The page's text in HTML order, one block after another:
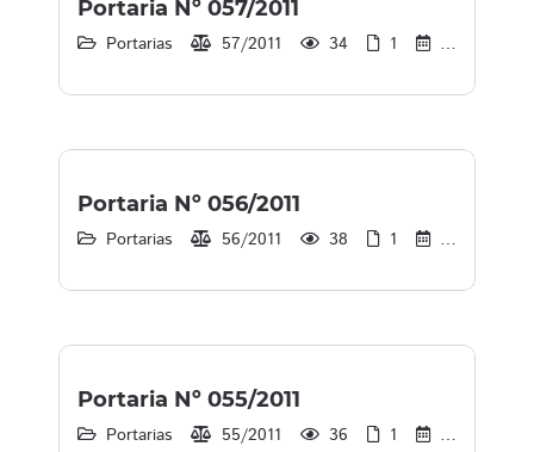
Portaria Nº 057/2011
Portarias 57/2011 34 1 30/12/2013
Portaria Nº 056/2011
Portarias 56/2011 38 1 30/12/2013
Portaria Nº 055/2011
Portarias 55/2011 36 1 30/12/2013